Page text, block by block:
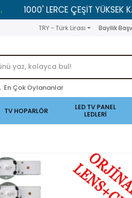
ÇEŞİT YÜKSEK KALİTELİ
TRY - Türk Lirası Bayilik
, En Çok Oylananlar
TV HOPARLÖR LED TV PANEL
LEDLERİ